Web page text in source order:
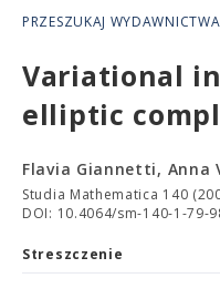
PRZESZUKAJ
Variational
elliptic
Flavia Giannetti, Anna
Studia Mathematica 140
DOI: 10.4064/sm-140-1-79-
Streszczenie